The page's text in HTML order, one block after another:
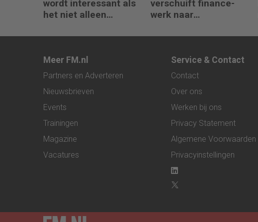
wordt interessant als
het niet alleen
bouwt’
verschuift finance-
werk naar
advies
Meer FM.nl
Partners en Adverteren
Nieuwsbrieven
Events
Trainingen
Magazine
Vacatures
Service & Contact
Contact
Over ons
Werken bij ons
Privacy Statement
Algemene Voorwaarden
Privacyinstellingen